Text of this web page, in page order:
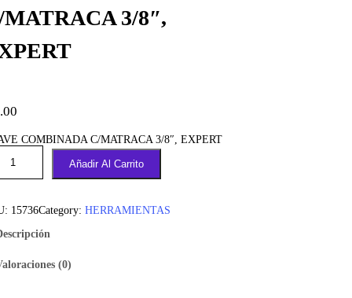
3/8″,
COMBINADA C/MATRACA 3/8″, EXPERT
Añadir Al Carrito
15736Category: HERRAMIENTAS
(0)